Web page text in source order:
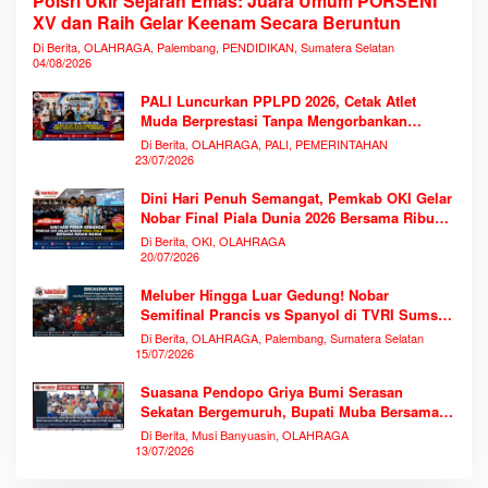
XV dan Raih Gelar Keenam Secara Beruntun
Di Berita, OLAHRAGA, Palembang, PENDIDIKAN, Sumatera Selatan
04/08/2026
PALI Luncurkan PPLPD 2026, Cetak Atlet
Muda Berprestasi Tanpa Mengorbankan
Pendidikan
Di Berita, OLAHRAGA, PALI, PEMERINTAHAN
23/07/2026
Dini Hari Penuh Semangat, Pemkab OKI Gelar
Nobar Final Piala Dunia 2026 Bersama Ribuan
Warga
Di Berita, OKI, OLAHRAGA
20/07/2026
Meluber Hingga Luar Gedung! Nobar
Semifinal Prancis vs Spanyol di TVRI Sumsel
Memecahkan Rekor Antusiasme
Di Berita, OLAHRAGA, Palembang, Sumatera Selatan
15/07/2026
Suasana Pendopo Griya Bumi Serasan
Sekatan Bergemuruh, Bupati Muba Bersama
Ribuan Warga Nobar Laga Bersejarah Piala
Dunia 2026
Di Berita, Musi Banyuasin, OLAHRAGA
13/07/2026